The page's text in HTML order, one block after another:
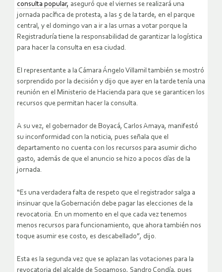
consulta popular, aseguró que el viernes se realizará una
jornada pacífica de protesta, a las 5 de la tarde, en el parque
central, y el domingo van a ir a las urnas a votar porque la
Registraduría tiene la responsabilidad de garantizar la logística
para hacer la consulta en esa ciudad.
El representante a la Cámara Ángelo Villamil también se mostró
sorprendido por la decisión y dijo que ayer en la tarde tenía una
reunión en el Ministerio de Hacienda para que se garanticen los
recursos que permitan hacer la consulta.
A su vez, el gobernador de Boyacá, Carlos Amaya, manifestó
su inconformidad con la noticia, pues señala que el
departamento no cuenta con los recursos para asumir dicho
gasto, además de que el anuncio se hizo a pocos días de la
jornada.
“Es una verdadera falta de respeto que el registrador salga a
insinuar que la Gobernación debe pagar las elecciones de la
revocatoria. En un momento en el que cada vez tenemos
menos recursos para funcionamiento, que ahora también nos
toque asumir ese costo, es descabellado”, dijo.
Esta es la segunda vez que se aplazan las votaciones para la
revocatoria del alcalde de Sogamoso, Sandro Condía, pues